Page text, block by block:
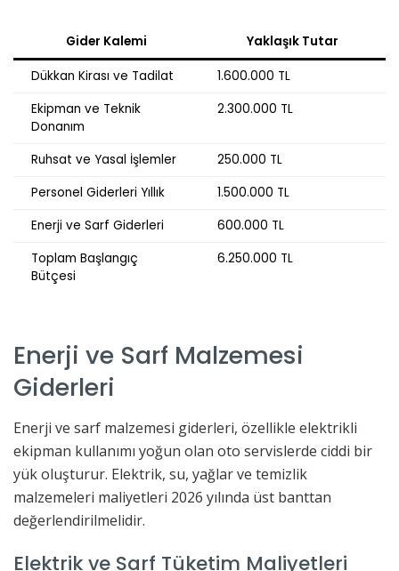
Gider Kalemi Yaklaşık Tutar
Dükkan Kirası ve Tadilat
1.600.000 TL
Ekipman ve Teknik
Donanım
2.300.000 TL
Ruhsat ve Yasal İşlemler
250.000 TL
Personel Giderleri Yıllık
1.500.000 TL
Enerji ve Sarf Giderleri
600.000 TL
Toplam Başlangıç
Bütçesi
6.250.000 TL
Enerji ve Sarf Malzemesi
Giderleri
Enerji ve sarf malzemesi giderleri, özellikle elektrikli
ekipman kullanımı yoğun olan oto servislerde ciddi bir
yük oluşturur. Elektrik, su, yağlar ve temizlik
malzemeleri maliyetleri 2026 yılında üst banttan
değerlendirilmelidir.
Elektrik ve Sarf Tüketim Maliyetleri